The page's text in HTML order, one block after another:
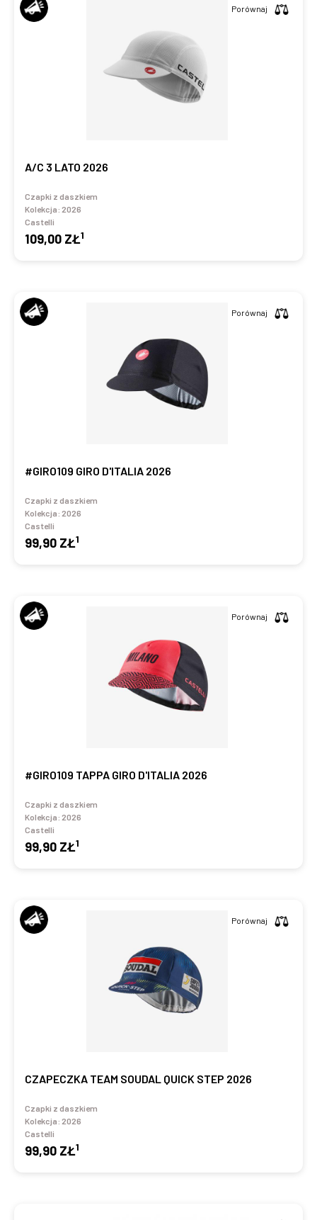
A/C 3 LATO 2026
Czapki z daszkiem
Kolekcja: 2026
Castelli
109,00 ZŁ1
Porównaj
#GIRO109 GIRO D'ITALIA 2026
Czapki z daszkiem
Kolekcja: 2026
Castelli
99,90 ZŁ1
Porównaj
#GIRO109 TAPPA GIRO D'ITALIA 2026
Czapki z daszkiem
Kolekcja: 2026
Castelli
99,90 ZŁ1
Porównaj
CZAPECZKA TEAM SOUDAL QUICK STEP 2026
Czapki z daszkiem
Kolekcja: 2026
Castelli
99,90 ZŁ1
Porównaj